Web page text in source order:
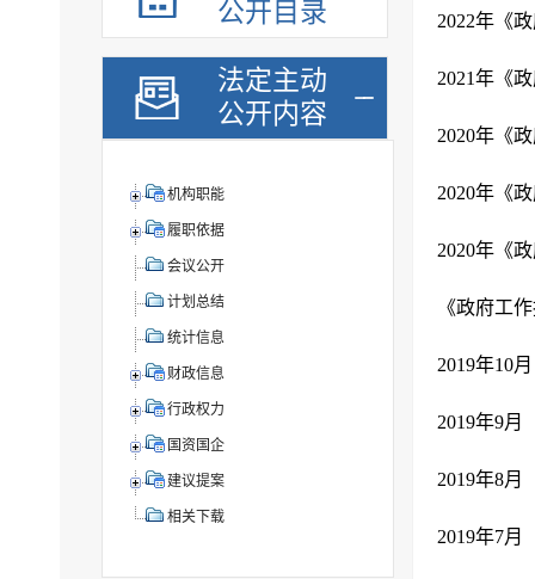
公开目录
法定主动
公开内容
机构职能
履职依据
会议公开
计划总结
统计信息
财政信息
行政权力
国资国企
建议提案
相关下载
2022年《
2021年《
2020年《
2020年《
2020年《
《政府工